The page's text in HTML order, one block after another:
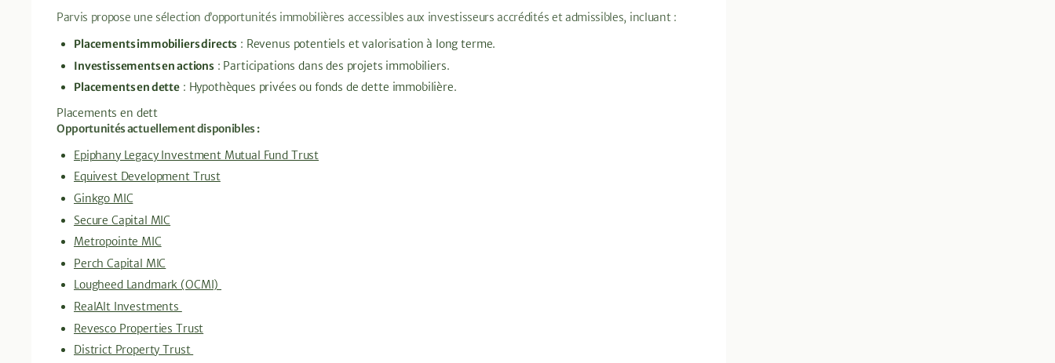
Parvis propose une sélection d’opportunités immobilières accessibles aux investisseurs accrédités et admissibles, incluant :
Placements immobiliers directs : Revenus potentiels et valorisation à long terme.
Investissements en actions: Participations dans des projets immobiliers.
Placements en dette: Hypothèques privées ou fonds de dette immobilière.
Placements en dett
Opportunités actuellement disponibles :
Epiphany Legacy Investment Mutual Fund Trust
Equivest Development Trust
Ginkgo MIC
Secure Capital MIC
Metropointe MIC
Perch Capital MIC
Lougheed Landmark (OCMI)
RealAlt Investments
Revesco Properties Trust
District Property Trust